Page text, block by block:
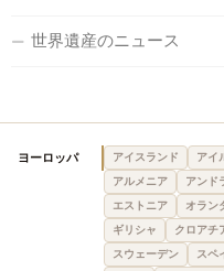
世界遺産のニュース
ヨーロッパ アイスランド アイ
アルメニア
アンド
エストニア
オラン
ギリシャ
クロアチ
スウェーデン
スペ